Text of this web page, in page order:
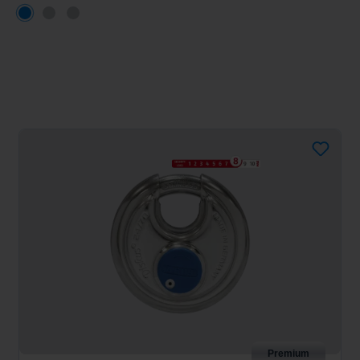
Premium